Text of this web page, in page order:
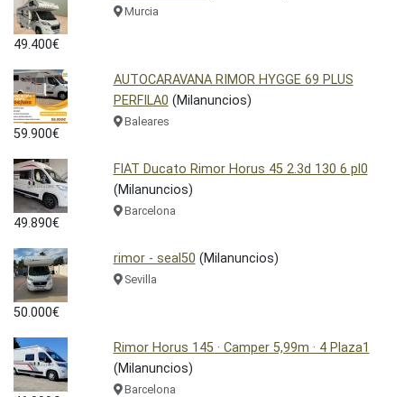
49.400€
Murcia
59.900€
AUTOCARAVANA RIMOR HYGGE 69 PLUS
PERFILA0 (Milanuncios)
Baleares
49.890€
FIAT Ducato Rimor Horus 45 2.3d 130 6 pl0
(Milanuncios)
Barcelona
50.000€
rimor - seal50 (Milanuncios)
Sevilla
Rimor Horus 145 · Camper 5,99m · 4 Plaza1
(Milanuncios)
Barcelona